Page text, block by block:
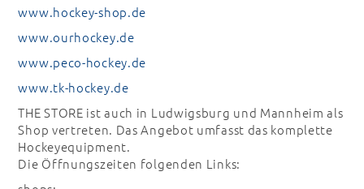
www.hockey-shop.de
www.ourhockey.de
www.peco-hockey.de
www.tk-hockey.de
THE STORE ist auch in Ludwigsburg und Mannheim als
Shop vertreten. Das Angebot umfasst das komplette
Hockeyequipment.
Die Öffnungszeiten folgenden Links: